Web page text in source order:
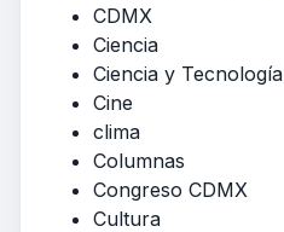
CDMX
Ciencia
Ciencia y Tecnología
Cine
clima
Columnas
Congreso CDMX
Cultura